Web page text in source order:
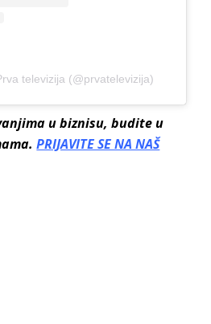
televizija (@prvatelevizija)
u biznisu, budite u
PRIJAVITE SE NA NAŠ